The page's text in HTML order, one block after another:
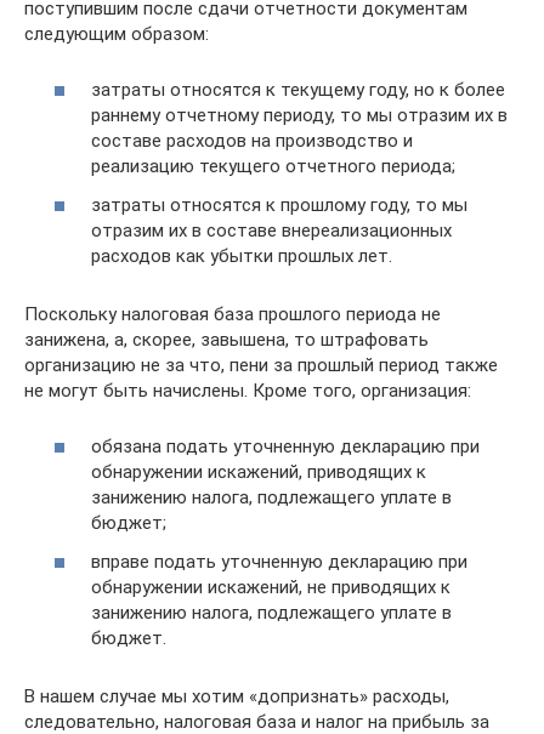
поступившим после сдачи отчетности документам
следующим образом:
затраты относятся к текущему году, но к более
раннему отчетному периоду, то мы отразим их в
составе расходов на производство и
реализацию текущего отчетного периода;
затраты относятся к прошлому году, то мы
отразим их в составе внереализационных
расходов как убытки прошлых лет.
Поскольку налоговая база прошлого периода не
занижена, а, скорее, завышена, то штрафовать
организацию не за что, пени за прошлый период также
не могут быть начислены. Кроме того, организация:
обязана подать уточненную декларацию при
обнаружении искажений, приводящих к
занижению налога, подлежащего уплате в
бюджет;
вправе подать уточненную декларацию при
обнаружении искажений, не приводящих к
занижению налога, подлежащего уплате в
бюджет.
В нашем случае мы хотим «допризнать» расходы,
следовательно, налоговая база и налог на прибыль за